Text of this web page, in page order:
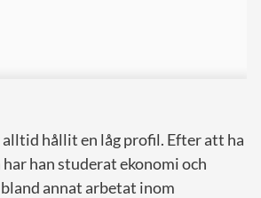
alltid hållit en låg profil. Efter att ha
han studerat ekonomi och
annat arbetat inom